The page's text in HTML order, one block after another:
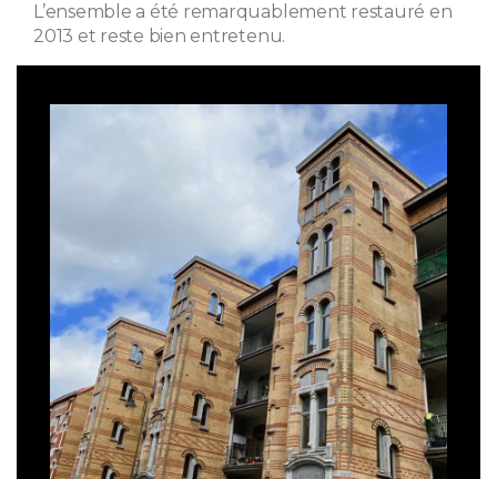
L’ensemble a été remarquablement restauré en
2013 et reste bien entretenu.